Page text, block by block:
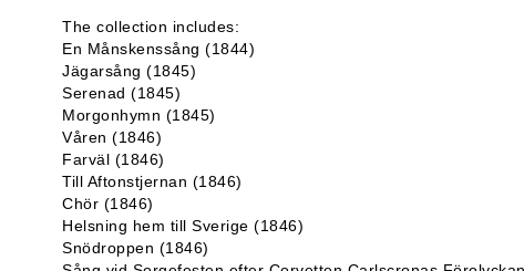
The collection includes:
En Månskenssång (1844)
Jägarsång (1845)
Serenad (1845)
Morgonhymn (1845)
Våren (1846)
Farväl (1846)
Till Aftonstjernan (1846)
Chör (1846)
Helsning hem till Sverige (1846)
Snödroppen (1846)